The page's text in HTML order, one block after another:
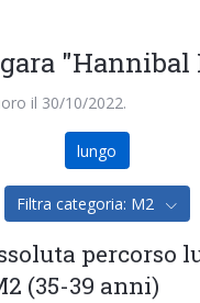
"Hannibal
il 30/10/2022.
lungo
Filtra categoria: M2
percorso
(35-39 anni)